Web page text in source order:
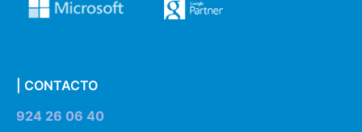
| CONTACTO
924 26 06 40